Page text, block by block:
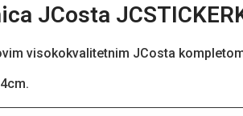
JCosta
visokokvalitetnim JCosta